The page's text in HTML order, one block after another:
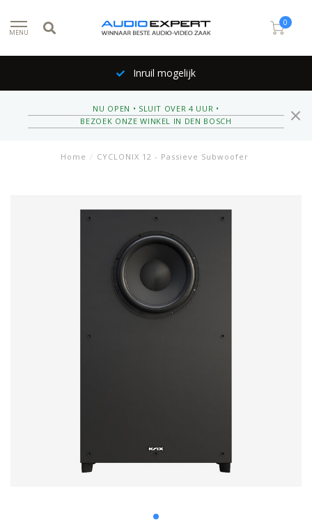
MENU
0
Inruil mogelijk
NU OPEN • SLUIT OVER 4 UUR •
BEZOEK ONZE WINKEL IN DEN BOSCH
Home / CYCLONIX 12 - Passieve Subwoofer